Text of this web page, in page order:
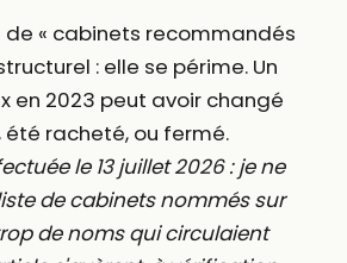
de « cabinets recommandés
: elle se périme. Un
en 2023 peut avoir changé
racheté, ou fermé.
le 13 juillet 2026 : je ne
de cabinets nommés sur
de noms qui circulaient